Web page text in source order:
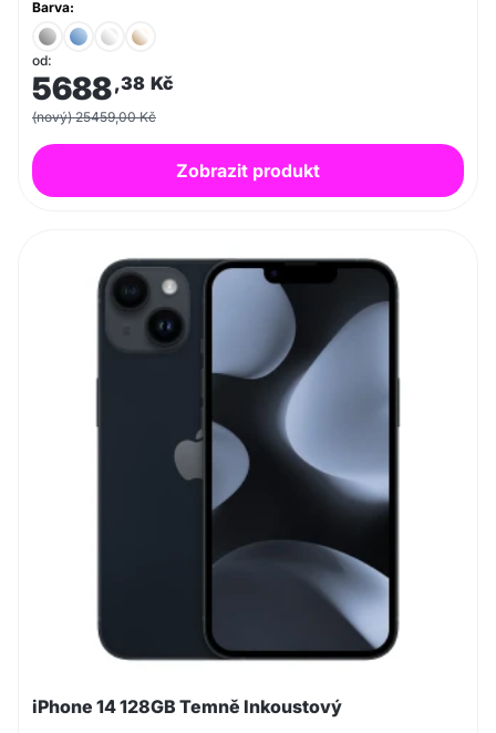
Barva:
od:
5688,38 Kč
(nový) 25459,00 Kč
Zobrazit produkt
iPhone 14 128GB Temně Inkoustový